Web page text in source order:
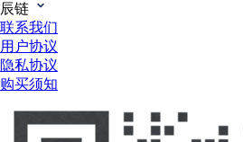
辰链
联系我们
用户协议
隐私协议
购买须知